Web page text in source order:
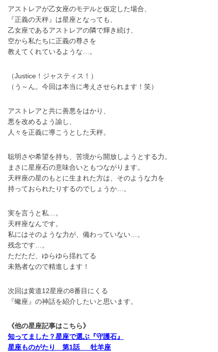
アストレアが乙女座のモデルと仮定した場合、
『正義の天秤』は星座となっても、
乙女座であるアストレアの隣で輝き続け、
空から私たちに正義の尊さを
教えてくれているような…。
（Justice！ジャスティス！）
（う～ん。今回は本当に考えさせられます！笑）
アストレアと共に善悪をはかり、
悪を改めるよう諭し、
人々を正義に導こうとした天秤。
聡明さや希望を持ち、苦境から開放しようとする力。
まさに星座石の意味合いともつながります。
天秤座の星のもとに生まれた方は、そのような力を
持っておられたりするのでしょうか…。
実を言うと私…。
天秤座なんです。
私にはそのような力が、備わっていない…。
残念です…。
ただただ、ゆらゆら揺れてる
未熟者なので精進します！
次回は黄道12星座の8番目にくる
『蠍座』の神話を紹介したいと思います。
《他の星座記事はこちら》
知ってました？星座で選ぶ『守護石』
星座ものがたり 第1話 牡羊座